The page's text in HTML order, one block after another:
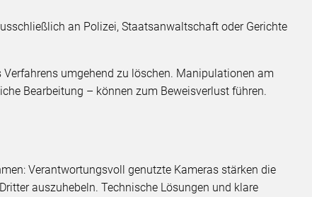
an Polizei, Staatsanwaltschaft oder Gerichte
Verfahrens umgehend zu löschen. Manipulationen am
Bearbeitung – können zum Beweisverlust führen.
Verantwortungsvoll genutzte Kameras stärken die
auszuhebeln. Technische Lösungen und klare